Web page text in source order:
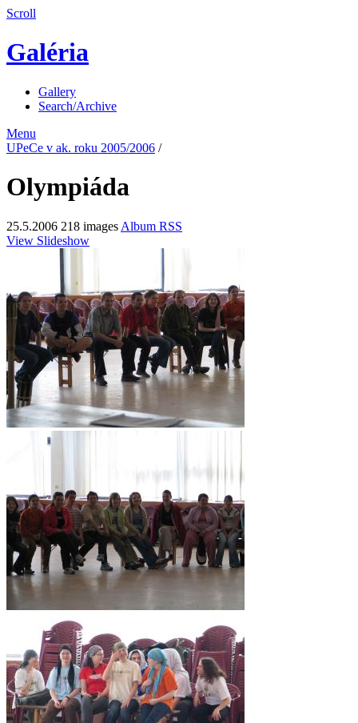
Scroll
Galéria
Gallery
Search/Archive
Menu
UPeCe v ak. roku 2005/2006 /
Olympiáda
25.5.2006 218 images Album RSS
View Slideshow